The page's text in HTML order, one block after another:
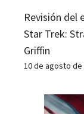
Revisión del
Star Trek:
Griffin
10 de agosto de